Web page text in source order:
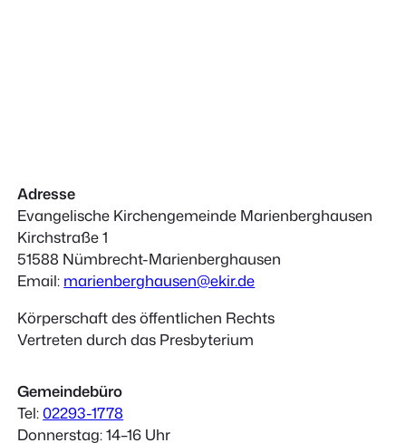
Adresse
Evangelische Kirchengemeinde Marienberghausen
Kirchstraße 1
51588 Nümbrecht-Marienberghausen
Email: marienberghausen@ekir.de
Körperschaft des öffentlichen Rechts
Vertreten durch das Presbyterium
Gemeindebüro
Tel:02293-1778
Donnerstag: 14–16 Uhr